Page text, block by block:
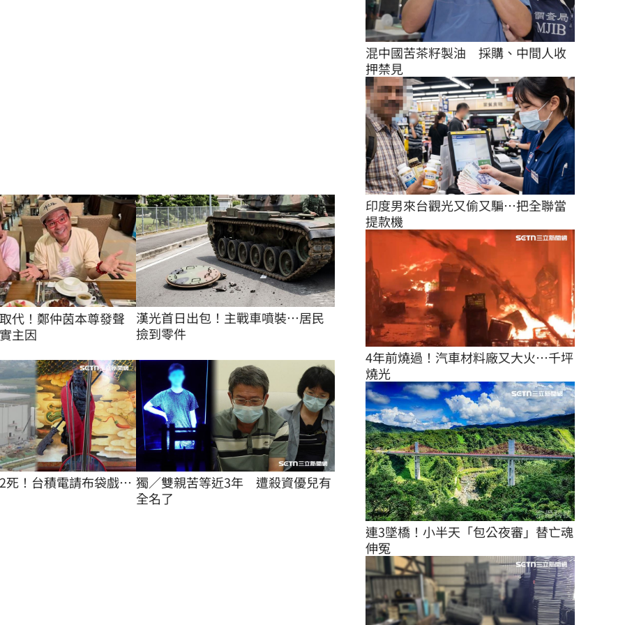
代！鄭仲茵本尊發聲
主因
漢光首日出包！主戰車噴裝…居民
撿到零件
死！台積電請布袋戲… 獨／雙親苦等近3年　遭殺資優兒有
全名了
混中國苦茶籽製油　採購、中間人收
押禁見
印度男來台觀光又偷又騙…把全聯當
提款機
4年前燒過！汽車材料廠又大火…千坪
燒光
連3墜橋！小半天「包公夜審」替亡魂
伸冤